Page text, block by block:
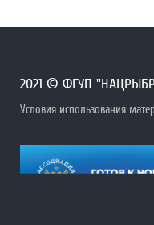
2021 © ФГУП
Условия использования